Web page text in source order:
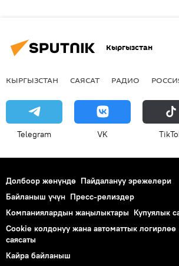
Кыргызстан
КЫРГЫЗСТАН САЯСАТ РАДИО
Telegram VK
Долбоор жөнүндө Пайдалануу эрежелери
Байланыш үчүн Пресс-релиздер
Компаниялардын жаңылыктары Купуялык
Cookie колдонуу жана автоматтык логирлөө
саясаты
Кайра байланыш